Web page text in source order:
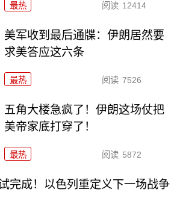
最热 阅读 12414
美军收到最后通牒：伊朗居然要
求美答应这六条
最热 阅读 7526
五角大楼急疯了！伊朗这场仗把
美帝家底打穿了！
最热 阅读 5872
完成！以色列重定义下一场战争